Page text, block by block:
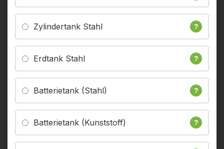
Zylindertank Stahl ?
Erdtank Stahl ?
Batterietank (Stahl) ?
Batterietank (Kunststoff) ?